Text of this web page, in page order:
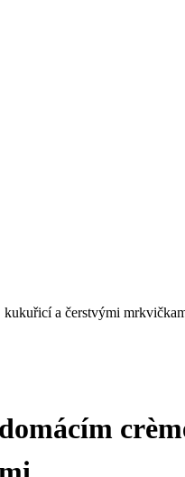
kukuřicí a čerstvými